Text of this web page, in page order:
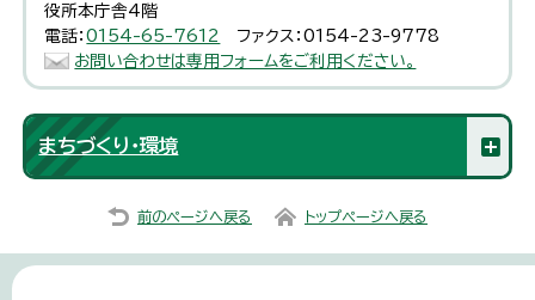
役所本庁舎4階
電話：0154-65-7612
ファクス：0154-23-9778
お問い合わせは専用フォームをご利用ください。
まちづくり・環境
前のページへ戻る トップページへ戻る